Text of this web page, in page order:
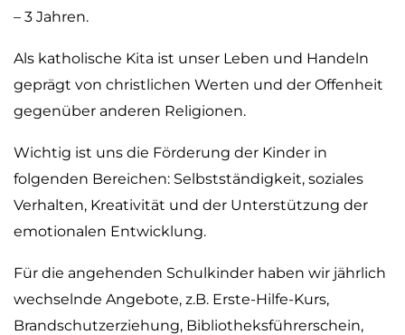
– 3 Jahren.
Als katholische Kita ist unser Leben und Handeln
geprägt von christlichen Werten und der Offenheit
gegenüber anderen Religionen.
Wichtig ist uns die Förderung der Kinder in
folgenden Bereichen: Selbstständigkeit, soziales
Verhalten, Kreativität und der Unterstützung der
emotionalen Entwicklung.
Für die angehenden Schulkinder haben wir jährlich
wechselnde Angebote, z.B. Erste-Hilfe-Kurs,
Brandschutzerziehung, Bibliotheksführerschein,